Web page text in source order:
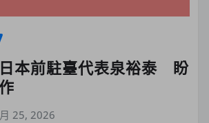
本前駐臺代表泉裕泰 盼
25, 2026